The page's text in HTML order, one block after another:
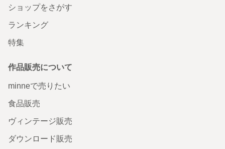
ショップをさがす
ランキング
特集
作品販売について
minneで売りたい
食品販売
ヴィンテージ販売
ダウンロード販売